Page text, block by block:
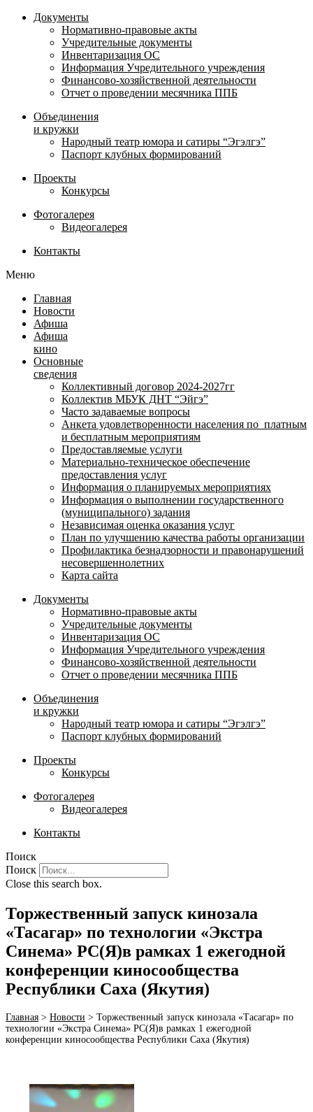
Документы
Нормативно-правовые акты
Учредительные документы
Инвентаризация ОС
Информация Учредительного учреждения
Финансово-хозяйственной деятельности
Отчет о проведении месячника ППБ
Объединения
и кружки
Народный театр юмора и сатиры “Эгэлгэ”
Паспорт клубных формирований
Проекты
Конкурсы
Фотогалерея
Видеогалерея
Контакты
Меню
Главная
Новости
Афиша
Афиша
кино
Основные
сведения
Коллективный договор 2024-2027гг
Коллектив МБУК ДНТ “Эйгэ”
Часто задаваемые вопросы
Анкета удовлетворенности населения по платным
и бесплатным мероприятиям
Предоставляемые услуги
Материально-техническое обеспечение
предоставления услуг
Информация о планируемых мероприятиях
Информация о выполнении государственного
(муниципального) задания
Независимая оценка оказания услуг
План по улучшению качества работы организации
Профилактика безнадзорности и правонарушений
несовершеннолетних
Карта сайта
Документы
Нормативно-правовые акты
Учредительные документы
Инвентаризация ОС
Информация Учредительного учреждения
Финансово-хозяйственной деятельности
Отчет о проведении месячника ППБ
Объединения
и кружки
Народный театр юмора и сатиры “Эгэлгэ”
Паспорт клубных формирований
Проекты
Конкурсы
Фотогалерея
Видеогалерея
Контакты
Поиск
Поиск
Close this search box.
Торжественный запуск кинозала
«Тасагар» по технологии «Экстра
Синема» РС(Я)в рамках 1 ежегодной
конференции киносообщества
Республики Саха (Якутия)
Главная > Новости > Торжественный запуск кинозала «Тасагар» по
технологии «Экстра Синема» РС(Я)в рамках 1 ежегодной
конференции киносообщества Республики Саха (Якутия)